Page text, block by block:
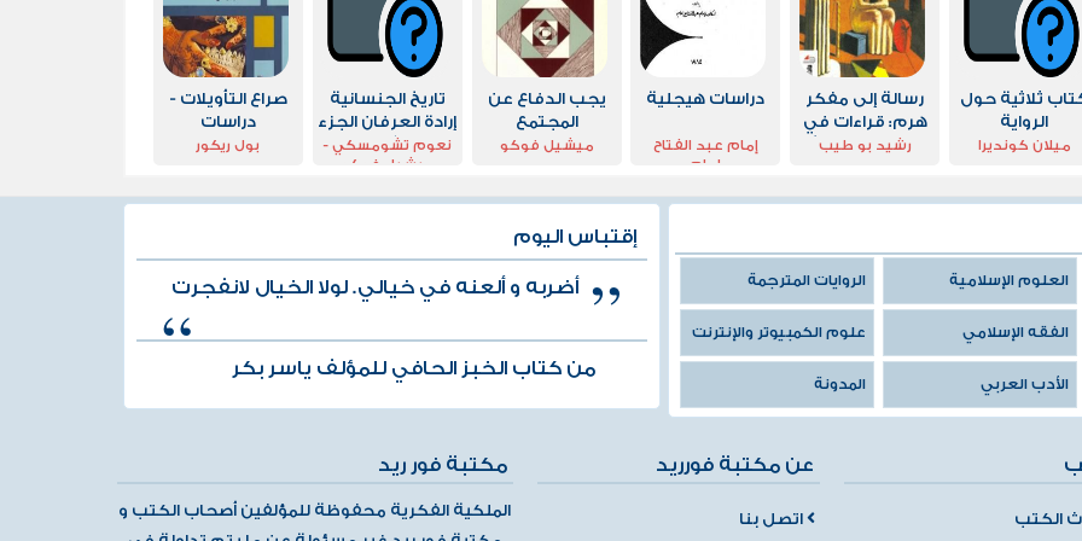
ثلاثية حول
الرواية
ميلان كونديرا
رسالة إلى مفكر
هرم: قراءات في
الفلسفة الحديثة
رشيد بو طيب
دراسات هيجلية
إمام عبد الفتاح
إمام
يجب الدفاع عن
المجتمع
ميشيل فوكو
تاريخ الجنسانية
إرادة العرفان الجزء
الأول
نعوم تشومسكي -
ميشيل فوكو
صراع التأويلات -
دراسات
هيرمينوطيقية
بول ريكور
العلوم الإسلامية الروايات المترجمة
الفقه الإسلامي علوم الكمبيوتر والإنترنت
الأدب العربي المدونة
إقتباس اليوم
أضربه و ألعنه في خيالي. لولا الخيال لانفجرت
من كتاب الخبز الحافي للمؤلف ياسر بكر
مكتبة فور ريد
الملكية الفكرية محفوظة للمؤلفين أصحاب الكتب و
عن مكتبة فورريد
اتصل بنا الكتب